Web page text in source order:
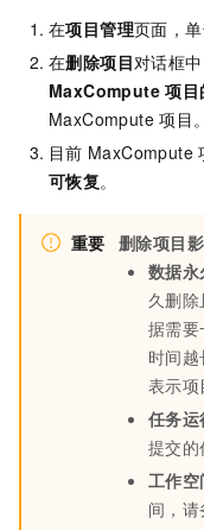
在项目管理页面，
在删除项目对话框
MaxCompute 项目
MaxCompute 项目。
目前 MaxCompute
可恢复。
重要 删除项目
数据
久删
据需
时间
表示项
任务
提交的
工作空
间，